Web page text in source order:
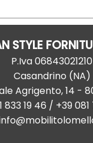
STYLE
P.Iva06843021210
Casandrino (NA)
Agrigento, 14 -
833 19 46 / +39 081